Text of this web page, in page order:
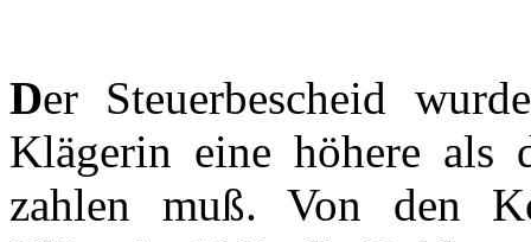
Der Steuerbescheid
Klägerin eine höhere als
zahlen muß. Von den